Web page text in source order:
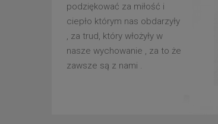
podziękować za miłość i
ciepło którym nas obdarzyły
, za trud, który włożyły w
nasze wychowanie , za to że
zawsze są z nami .